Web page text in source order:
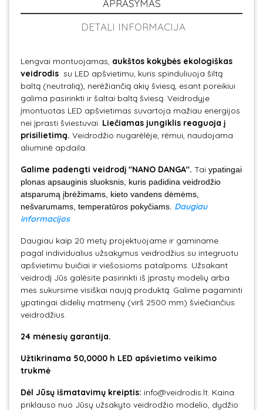
APRAŠYMAS
DETALI INFORMACIJA
Lengvai montuojamas, aukštos kokybės ekologiškas
veidrodis su LED apšvietimu, kuris spinduliuoja šiltą
baltą (neutralią), nerėžiančią akių šviesą, esant poreikiui
galima pasirinkti ir šaltai baltą šviesą. Veidrodyje
įmontuotas LED apšvietimas suvartoja mažiau energijos
nei įprasti šviestuvai. Liečiamas jungiklis reaguoja į
prisilietimą. Veidrodžio nugarėlėje, rėmui, naudojama
aliuminė apdaila.
Galime padengti veidrodį "NANO DANGA". Tai ypatingai
plonas apsauginis sluoksnis, kuris padidina veidrodžio
atsparumą įbrėžimams, kieto vandens dėmėms,
nešvarumams, temperatūros pokyčiams. Daugiau
informacijos
Daugiau kaip 20 metų projektuojame ir gaminame
pagal individualius užsakymus veidrodžius su integruotu
apšvietimu buičiai ir viešosioms patalpoms. Užsakant
veidrodį Jūs galėsite pasirinkti iš įprastų modelių arba
mes sukursime visiškai naują produktą. Galime pagaminti
ypatingai didelių matmenų (virš 2500 mm) šviečiančius
veidrodžius.
24 mėnesių garantija.
Užtikrinama 50,0000 h LED apšvietimo veikimo
trukmė
Dėl Jūsų išmatavimų kreiptis: info@veidrodis.lt. Kaina
priklauso nuo Jūsų užsakyto veidrodžio modelio, dydžio